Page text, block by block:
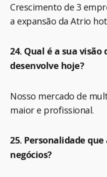
Crescimento de 3
a expansão da Atrio
24. Qual é a sua
desenvolve hoje?
Nosso mercado de
maior e profissional.
25. Personalidade
negócios?